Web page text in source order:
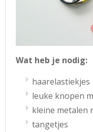
Wat heb je nodig:
haarelastiekjes
leuke knopen
kleine metalen
tangetjes